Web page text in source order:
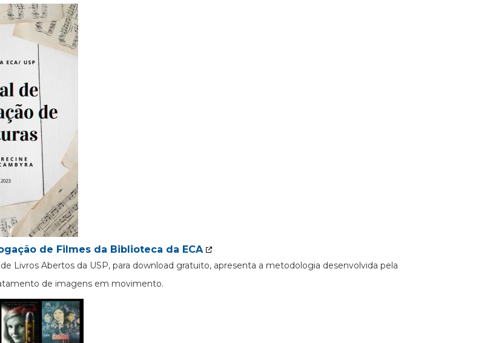
de Filmes da Biblioteca da ECA
Livros Abertos da USP, para download gratuito, apresenta a metodologia desenvolvida pela
de imagens em movimento.